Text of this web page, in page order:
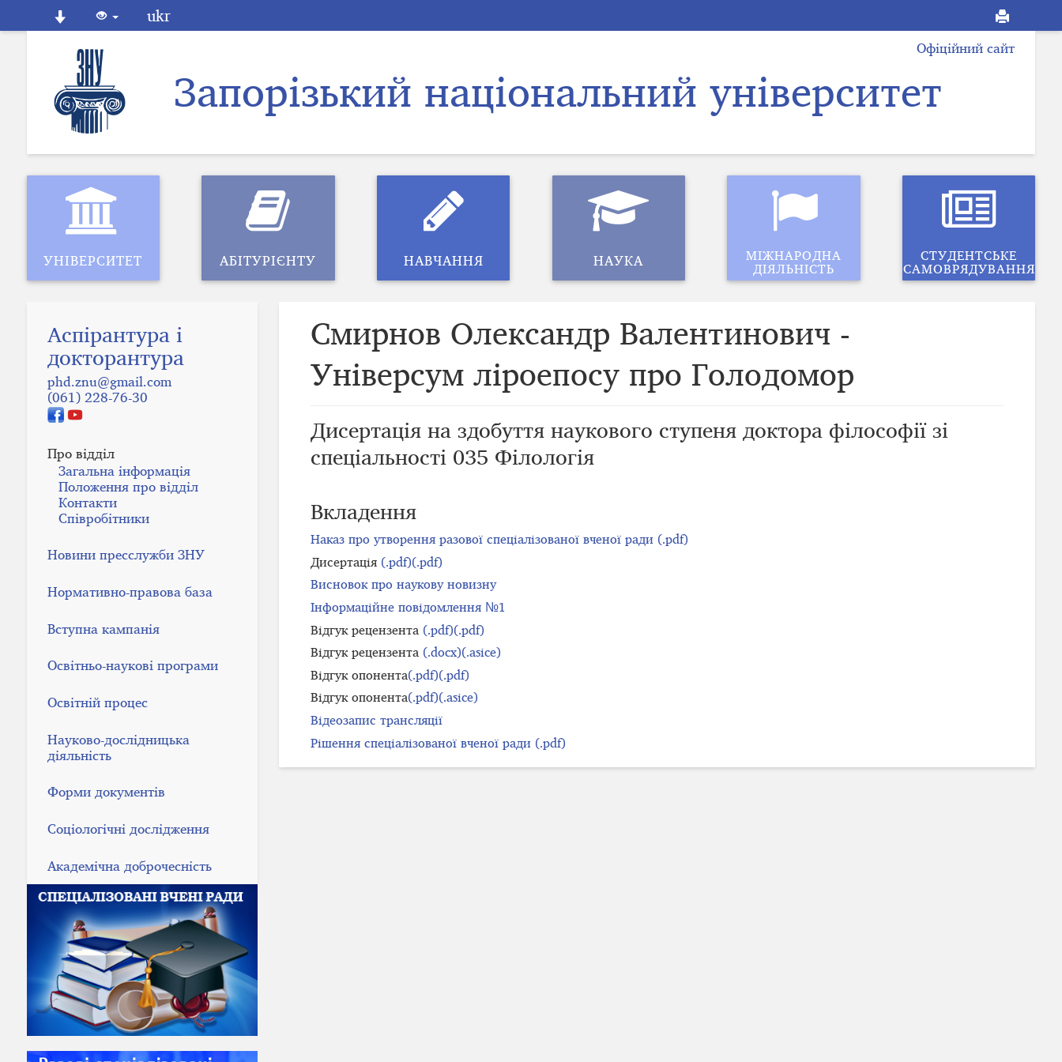
ukr
Офіційний сайт
Запорізькийнаціональнийуніверситет
УНІВЕРСИТЕТ АБІТУРІЄНТУ НАВЧАННЯ НАУКА МІЖНАРОДНА
ДІЯЛЬНІСТЬ
СТУДЕНТСЬКЕ
САМОВРЯДУВАННЯ
Аспірантура і
докторантура
phd.znu@gmail.com
(061) 228-76-30
Про відділ
Загальна інформація
Положення про відділ
Контакти
Співробітники
Новини пресслужби ЗНУ
Нормативно-правова база
Вступна кампанія
Освітньо-наукові програми
Освітній процес
Науково-дослідницька
діяльність
Форми документів
Соціологічні дослідження
Академічна доброчесність
Смирнов Олександр Валентинович -
Універсум ліроепосу про Голодомор
Дисертація на здобуття наукового ступеня доктора філософії зі
спеціальності 035 Філологія
Вкладення
Наказ про утворення разової спеціалізованої вченої ради (.pdf)
Дисертація (.pdf)(.pdf)
Висновок про наукову новизну
Інформаційне повідомлення №1
Відгук рецензента (.pdf)(.pdf)
Відгук рецензента (.docx)(.asice)
Відгук опонента(.pdf)(.pdf)
Відгук опонента(.pdf)(.asice)
Відеозапис трансляції
Рішення спеціалізованої вченої ради (.pdf)